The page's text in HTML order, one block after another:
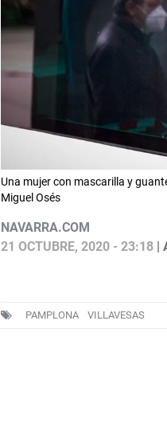
Una mujer con mascarilla y
Miguel Osés
NAVARRA.COM
21 OCTUBRE, 2020 - 23:18|
PAMPLONA VILLAVESAS